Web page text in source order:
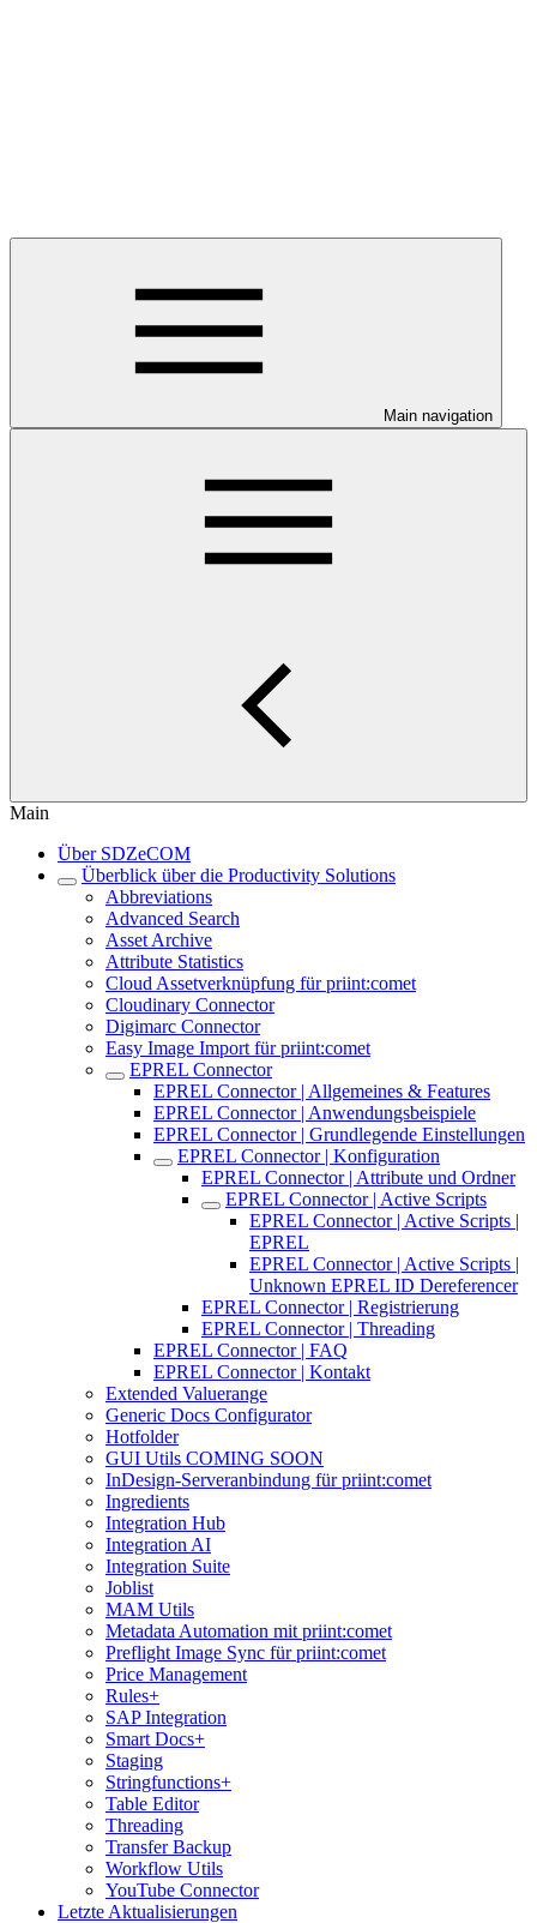
Main navigation
Main
Über SDZeCOM
Überblick über die Productivity Solutions
Abbreviations
Advanced Search
Asset Archive
Attribute Statistics
Cloud Assetverknüpfung für priint:comet
Cloudinary Connector
Digimarc Connector
Easy Image Import für priint:comet
EPREL Connector
EPREL Connector | Allgemeines & Features
EPREL Connector | Anwendungsbeispiele
EPREL Connector | Grundlegende Einstellungen
EPREL Connector | Konfiguration
EPREL Connector | Attribute und Ordner
EPREL Connector | Active Scripts
EPREL Connector | Active Scripts |
EPREL
EPREL Connector | Active Scripts |
Unknown EPREL ID Dereferencer
EPREL Connector | Registrierung
EPREL Connector | Threading
EPREL Connector | FAQ
EPREL Connector | Kontakt
Extended Valuerange
Generic Docs Configurator
Hotfolder
GUI Utils COMING SOON
InDesign-Serveranbindung für priint:comet
Ingredients
Integration Hub
Integration AI
Integration Suite
Joblist
MAM Utils
Metadata Automation mit priint:comet
Preflight Image Sync für priint:comet
Price Management
Rules+
SAP Integration
Smart Docs+
Staging
Stringfunctions+
Table Editor
Threading
Transfer Backup
Workflow Utils
YouTube Connector
Letzte Aktualisierungen